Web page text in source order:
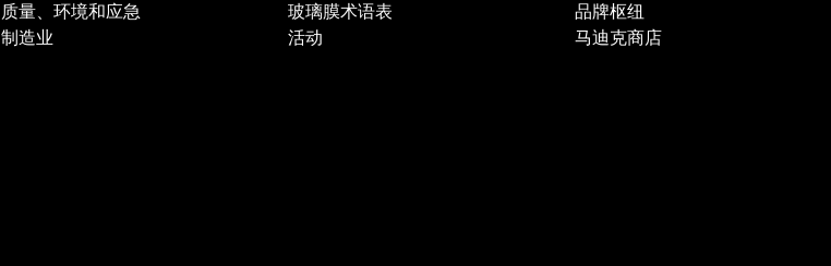
质量、环境和应急
制造业
玻璃膜术语表
活动
品牌枢纽
马迪克商店